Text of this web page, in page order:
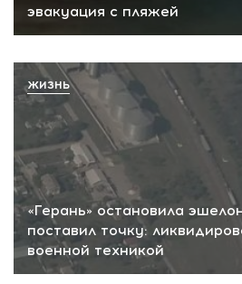
эвакуация с пляжей
«Герань» остановила
поставил точку:
военной техникой
ЖИЗНЬ